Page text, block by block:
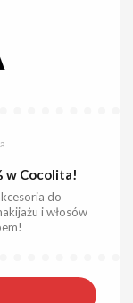
w Cocolita!
do
i włosów